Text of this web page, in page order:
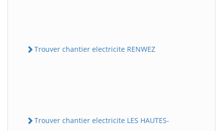
Trouver chantier electricite RENWEZ
Trouver chantier electricite LES HAUTES-